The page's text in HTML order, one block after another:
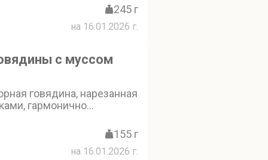
бастурма из говядины,
сало и сыровяленое
гармонично
245 г
на 16.01.2026 г.
с муссом
говядина, нарезанная
гармонично
Лёгкая кислинка от
фреша и сока юдзу
соевого
155 г
на 16.01.2026 г.